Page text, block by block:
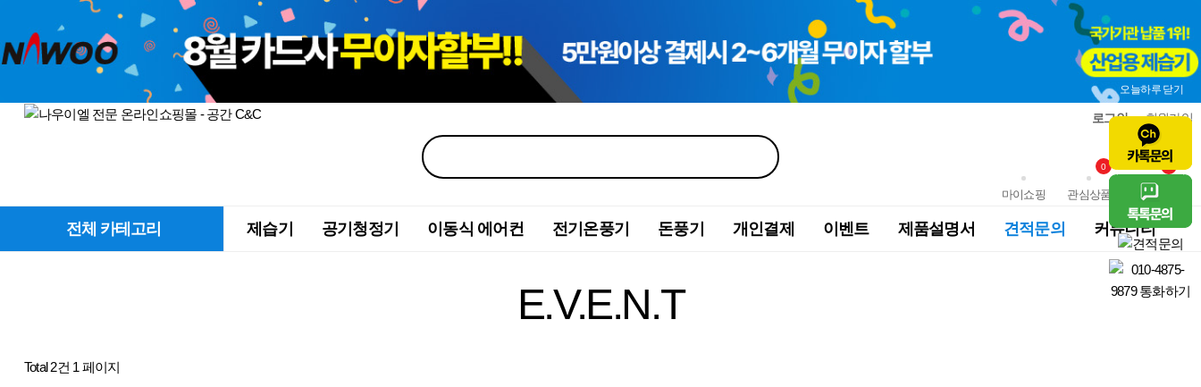
오늘하루 닫기
회원가입
로그인
장바구니
관심상품
0
마이쇼핑
전체 카테고리 제습기 공기청정기 이동식 에어컨 전기온풍기 돈풍기 개인결제 이벤트 제품설명서 견적문의 커뮤니티
E.V.E.N.T
Total 2건 1 페이지